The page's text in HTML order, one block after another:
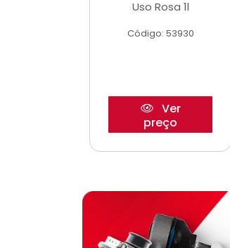
Uso Rosa 1l
Código: 53930
Ver
preço